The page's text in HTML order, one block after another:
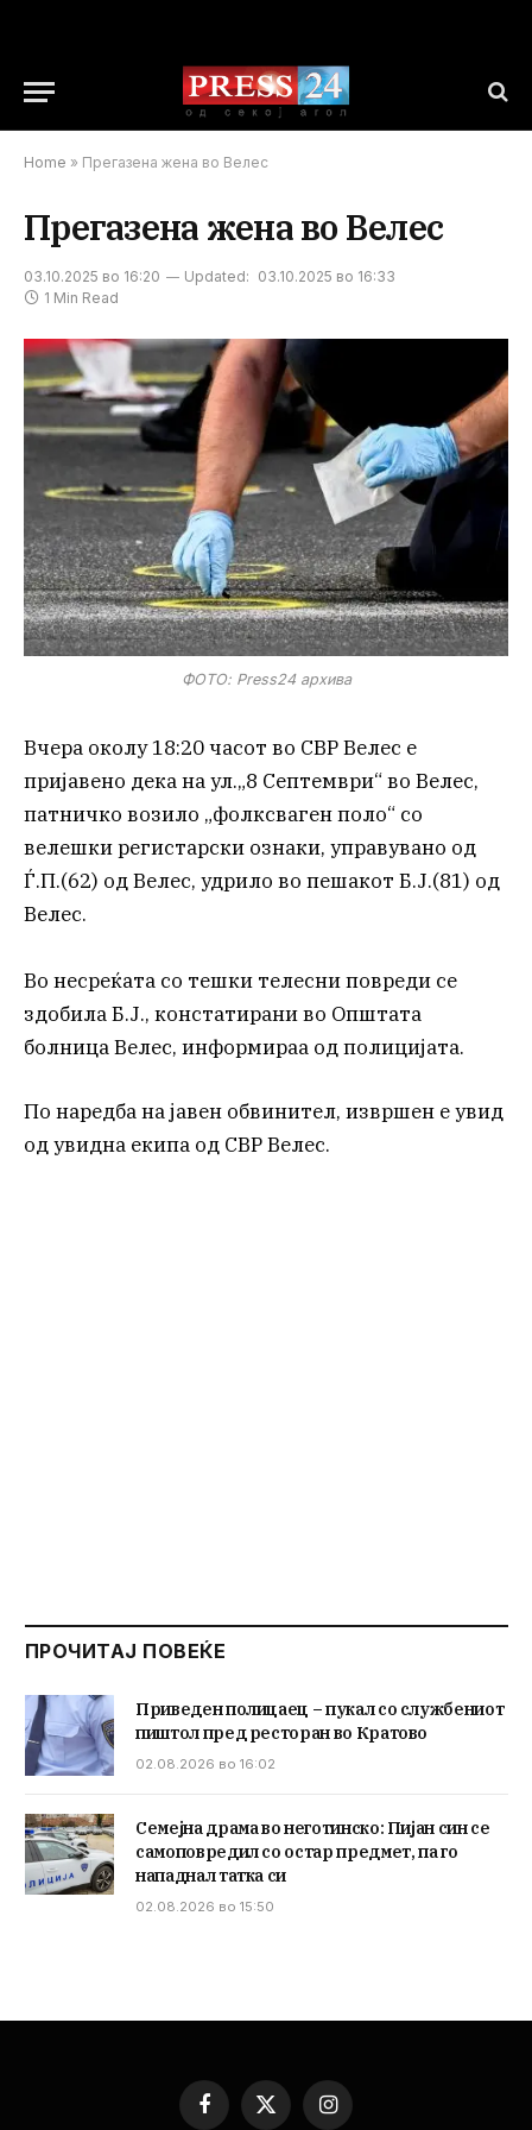
Home » Прегазена жена во Велес
Прегазена жена во Велес
03.10.2025 во 16:20 Updated: 03.10.2025 во 16:33
1 Min Read
ФОТО: Press24 архива
Вчера околу 18:20 часот во СВР Велес е
пријавено дека на ул.„8 Септември“ во Велес,
патничко возило „фолксваген поло“ со
велешки регистарски ознаки, управувано од
Ѓ.П.(62) од Велес, удрило во пешакот Б.Ј.(81) од
Велес.
Во несреќата со тешки телесни повреди се
здобила Б.Ј., констатирани во Општата
болница Велес, информираа од полицијата.
По наредба на jавен обвинител, извршен е увид
од увидна екипа од СВР Велес.
ПРОЧИТАЈ ПОВЕЌЕ
Приведен полицаец – пукал со службениот
пиштол пред ресторан во Кратово
02.08.2026 во 16:02
Семејна драма во неготинско: Пијан син се
самоповредил со остар предмет, па го
нападнал татка си
02.08.2026 во 15:50
Facebook
X
Instagram